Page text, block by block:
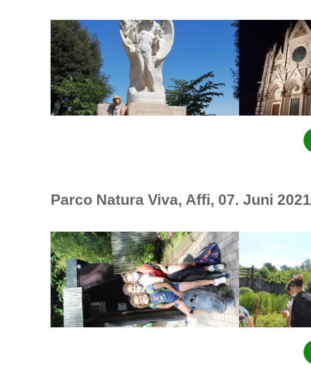
Parco Natura Viva, Affi, 07. Juni 2021